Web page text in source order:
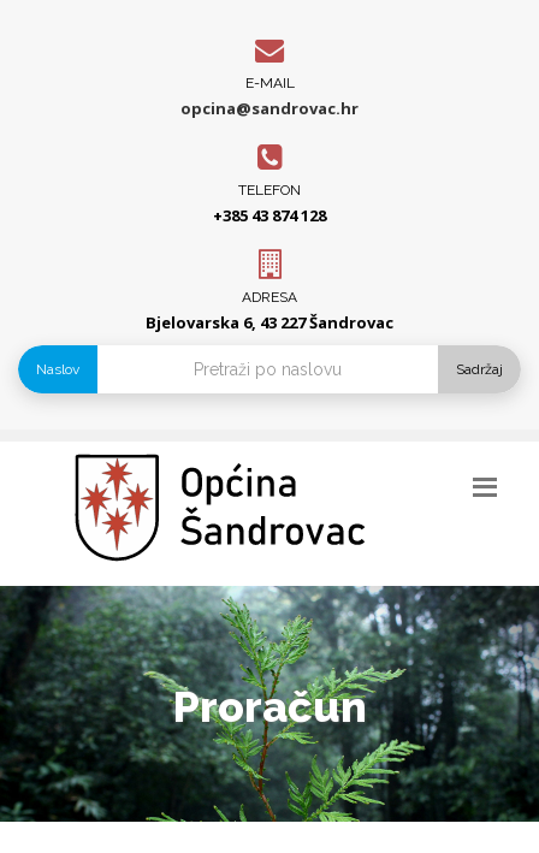
E-MAIL
opcina@sandrovac.hr
TELEFON
+385 43 874 128
ADRESA
Bjelovarska 6, 43 227 Šandrovac
Naslov Sadržaj
Proračun